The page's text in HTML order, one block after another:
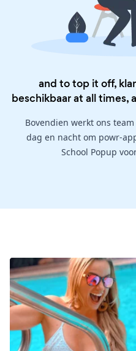
and to top it off,
beschikbaar at all times,
Bovendien werkt ons
dag en nacht om powr-
School Popup